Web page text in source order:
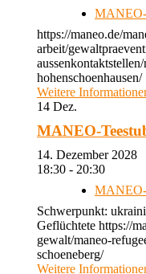
MANEO-
https://maneo.de/
arbeit/
hohenschoenhausen/
Weitere
14 Dez.
MANEO-
14. Dezember 2028
18:30 - 20:30
MANEO-
Schwerpunkt:
Geflüchtete https://
gewalt/maneo-
schoeneberg/
Weitere